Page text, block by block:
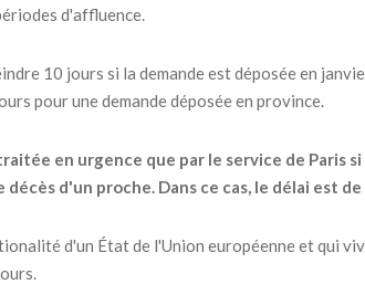
d'affluence.
10 jours si la demande est déposée en
pour une demande déposée en province.
en urgence que par le service de Paris
d'un proche. Dans ce cas, le délai est de
d'un État de l'Union européenne et qui